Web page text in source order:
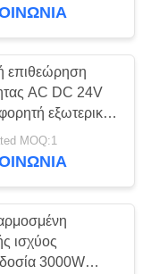
επιθεώρηση
AC DC 24V
εξωτερική
λιθού
MOQ:1
ισχύος
3000W